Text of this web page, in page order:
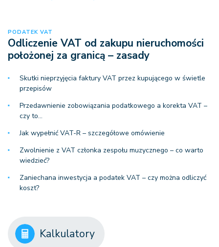
PODATEK VAT
Odliczenie VAT od zakupu nieruchomości
położonej za granicą – zasady
Skutki nieprzyjęcia faktury VAT przez kupującego w świetle
przepisów
Przedawnienie zobowiązania podatkowego a korekta VAT –
czy to…
Jak wypełnić VAT-R – szczegółowe omówienie
Zwolnienie z VAT członka zespołu muzycznego – co warto
wiedzieć?
Zaniechana inwestycja a podatek VAT – czy można odliczyć
koszt?
Kalkulatory